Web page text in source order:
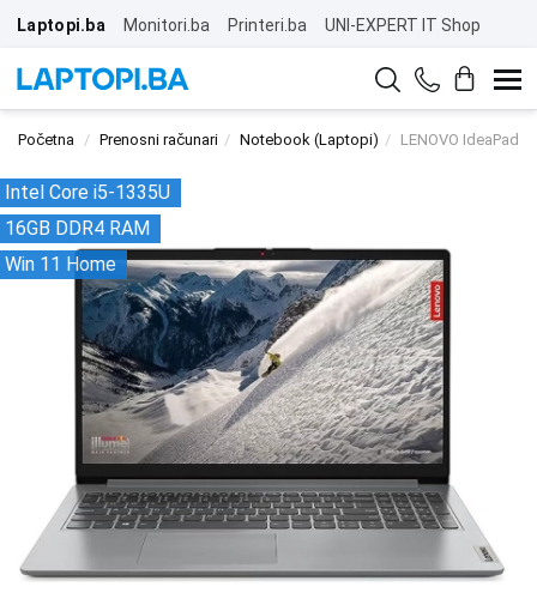
Laptopi.ba Monitori.ba Printeri.ba UNI-EXPERT IT Shop
Početna Prenosni računari Notebook (Laptopi) LENOVO IdeaPad
Intel Core i5-1335U
16GB DDR4 RAM
Win 11 Home